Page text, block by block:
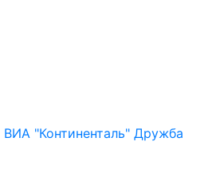
ВИА "Континенталь" Дружба